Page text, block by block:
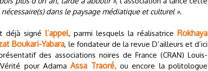
nécessaire(s) dans le paysage médiatique et culturel ».
déjà signé l’appel, parmi lesquels la réalisatrice Rokhaya
Boukari-Yabara, le fondateur de la revue D’ailleurs et d’ici
des associations noires de France (CRAN) Louis-
pour AdamaAssa Traoré,ou encore la politologue